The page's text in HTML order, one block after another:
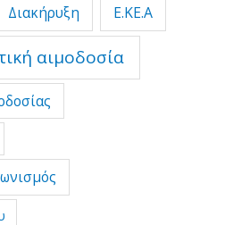
Διακήρυξη Ε.ΚΕ.Α
αιμοδοσία